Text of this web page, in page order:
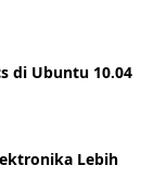
di Ubuntu 10.04
Lebih